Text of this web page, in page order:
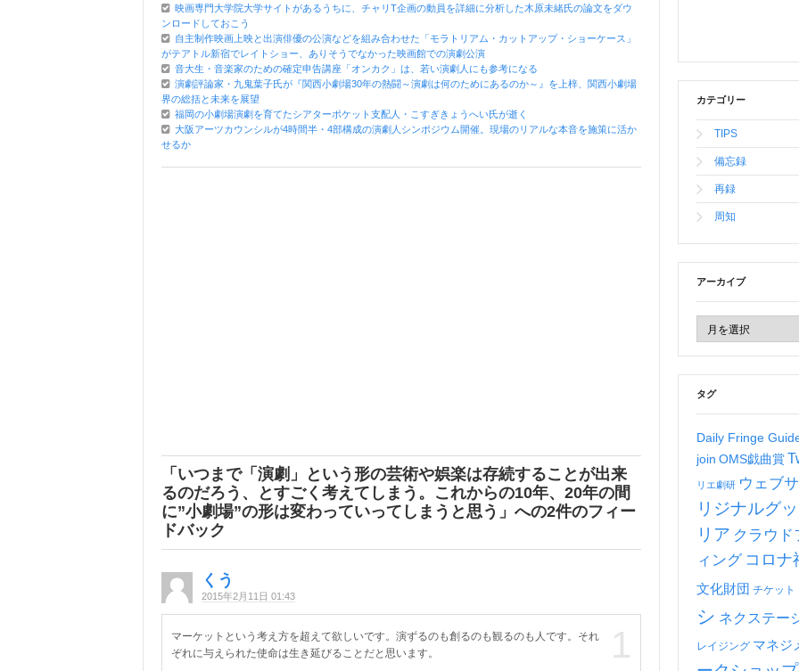
映画専門大学院大学サイトがあるうちに、チャリT企画の動員を詳細に分析した木原未緒氏の論文をダウ
ンロードしておこう
自主制作映画上映と出演俳優の公演などを組み合わせた「モラトリアム・カットアップ・ショーケース」
がテアトル新宿でレイトショー、ありそうでなかった映画館での演劇公演
音大生・音楽家のための確定申告講座「オンカク」は、若い演劇人にも参考になる
演劇評論家・九鬼葉子氏が『関西小劇場30年の熱闘～演劇は何のためにあるのか～』を上梓、関西小劇場
界の総括と未来を展望
福岡の小劇場演劇を育てたシアターポケット支配人・こすぎきょうへい氏が逝く
大阪アーツカウンシルが4時間半・4部構成の演劇人シンポジウム開催。現場のリアルな本音を施策に活か
せるか
「 いつまで「演劇」という形の芸術や娯楽は存続することが出来
るのだろう、とすごく考えてしまう。これからの10年、20年の間
に”小劇場”の形は変わっていってしまうと思う 」への2件のフィー
ドバック
くう
2015年2月11日 01:43
1
マーケットという考え方を超えて欲しいです。演ずるのも創るのも観るのも人です。それ
ぞれに与えられた使命は生き延びることだと思います。
カテゴリー
TIPS
備忘録
再録
周知
アーカイブ
タグ
Daily Fringe
join OMS戯曲賞
リエ劇研 ウェブ
リジナルグ
リア クラウド
ィング コロナ
文化財団 チケット
シ ネクステー
レイジング マネジ